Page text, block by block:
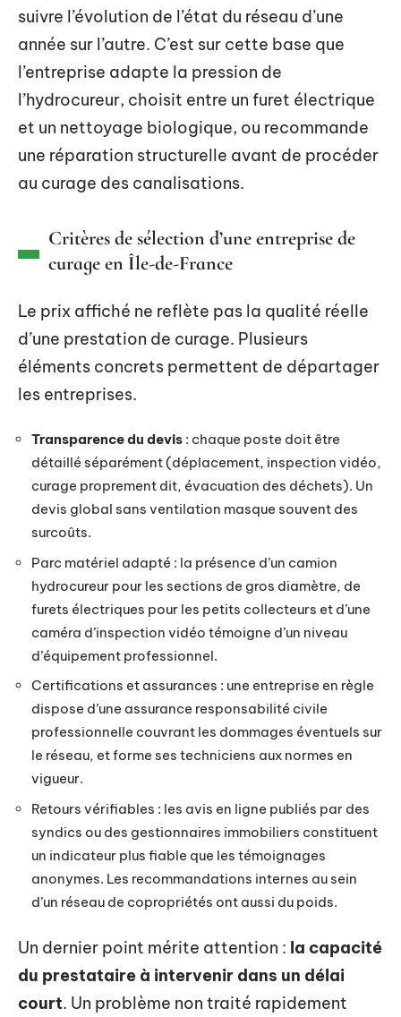
suivre l’évolution de l’état du réseau d’une
année sur l’autre. C’est sur cette base que
l’entreprise adapte la pression de
l’hydrocureur, choisit entre un furet électrique
et un nettoyage biologique, ou recommande
une réparation structurelle avant de procéder
au curage des canalisations.
Critères de sélection d’une entreprise de
curage en Île-de-France
Le prix affiché ne reflète pas la qualité réelle
d’une prestation de curage. Plusieurs
éléments concrets permettent de départager
les entreprises.
Transparence du devis : chaque poste doit être
détaillé séparément (déplacement, inspection vidéo,
curage proprement dit, évacuation des déchets). Un
devis global sans ventilation masque souvent des
surcoûts.
Parc matériel adapté : la présence d’un camion
hydrocureur pour les sections de gros diamètre, de
furets électriques pour les petits collecteurs et d’une
caméra d’inspection vidéo témoigne d’un niveau
d’équipement professionnel.
Certifications et assurances : une entreprise en règle
dispose d’une assurance responsabilité civile
professionnelle couvrant les dommages éventuels sur
le réseau, et forme ses techniciens aux normes en
vigueur.
Retours vérifiables : les avis en ligne publiés par des
syndics ou des gestionnaires immobiliers constituent
un indicateur plus fiable que les témoignages
anonymes. Les recommandations internes au sein
d’un réseau de copropriétés ont aussi du poids.
Un dernier point mérite attention : la capacité
du prestataire à intervenir dans un délai
court. Un problème non traité rapidement